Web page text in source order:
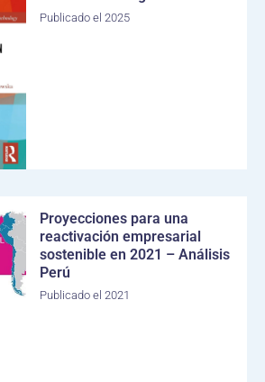
Publicado el 2025
Proyecciones para una
reactivación empresarial
sostenible en 2021 – Análisis
Perú
Publicado el 2021